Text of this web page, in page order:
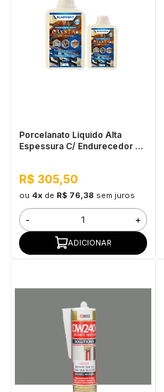
Porcelanato Liquido Alta
Espessura C/ Endurecedor Kit
R$ 305,50
ou 4xde R$ 76,38 sem juros
- +
ADICIONAR